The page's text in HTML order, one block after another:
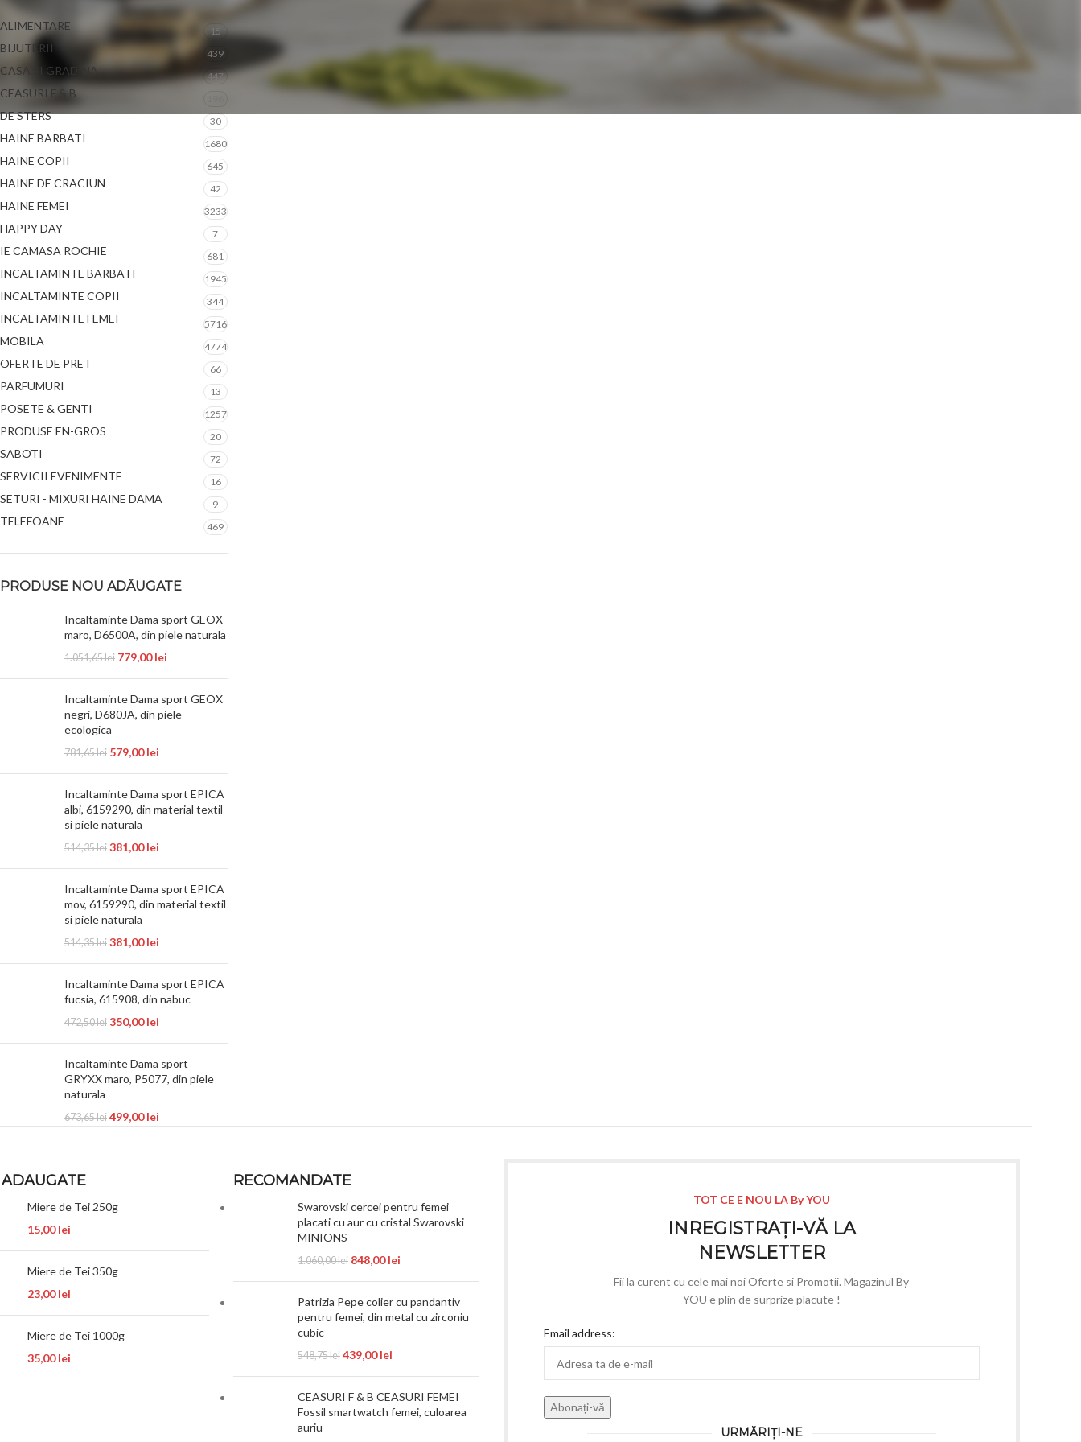
ALIMENTARE 15
BIJUTERII 439
CASA SI GRADINA 447
CEASURI F & B
DE STERS 30
HAINE BARBATI 1680
HAINE COPII 645
HAINE DE CRACIUN 42
HAINE FEMEI 3233
HAPPY DAY 7
IE CAMASA ROCHIE 681
INCALTAMINTE BARBATI 1945
INCALTAMINTE COPII 344
INCALTAMINTE FEMEI 5716
MOBILA 4774
OFERTE DE PRET 66
PARFUMURI 13
POSETE & GENTI 1257
PRODUSE EN-GROS 20
SABOTI 72
SERVICII EVENIMENTE 16
SETURI - MIXURI HAINE DAMA 9
TELEFOANE 469
PRODUSE NOU ADĂUGATE
Incaltaminte Dama sport GEOX
maro, D6500A, din piele naturala
1.051,65lei 779,00lei
Incaltaminte Dama sport GEOX
negri, D680JA, din piele
ecologica
781,65lei 579,00lei
Incaltaminte Dama sport EPICA
albi, 6159290, din material textil
si piele naturala
514,35lei 381,00lei
Incaltaminte Dama sport EPICA
mov, 6159290, din material textil
si piele naturala
514,35lei 381,00lei
Incaltaminte Dama sport EPICA
fucsia, 615908, din nabuc
472,50lei 350,00lei
Incaltaminte Dama sport
GRYXX maro, P5077, din piele
naturala
673,65lei 499,00lei
Miere de Tei 250g
15,00lei
Miere de Tei 350g
23,00lei
Miere de Tei 1000g
35,00lei
RECOMANDATE
Swarovski cercei pentru femei
placati cu aur cu cristal Swarovski
MINIONS
1.060,00lei 848,00lei
Patrizia Pepe colier cu pandantiv
pentru femei, din metal cu zirconiu
cubic
548,75lei 439,00lei
CEASURI F & B CEASURI FEMEI
Fossil smartwatch femei, culoarea
auriu
TOT CE E NOU LA By YOU
INREGISTRAȚI-VĂ LA
NEWSLETTER
Fii la curent cu cele mai noi Oferte si Promotii. Magazinul By
YOU e plin de surprize placute !
Email address:
URMĂRIȚI-NE